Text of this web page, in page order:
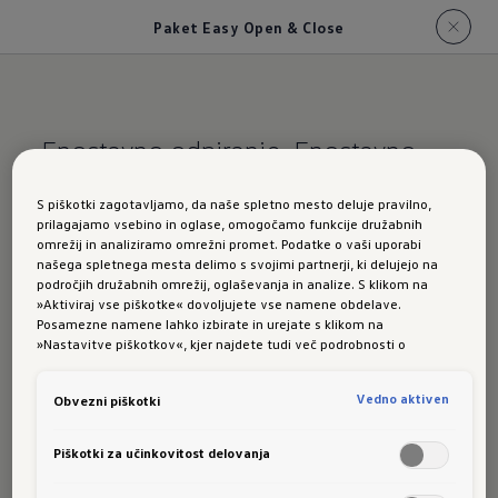
Paket Easy Open & Close
Enostavno odpiranje. Enostavno
Paket Easy Open &
Close
torbami stojite pred prtljažnikom avtomobila in
S piškotki zagotavljamo, da naše spletno mesto deluje pravilno,
prilagajamo vsebino in oglase, omogočamo funkcije družabnih
omrežij in analiziramo omrežni promet. Podatke o vaši uporabi
našega spletnega mesta delimo s svojimi partnerji, ki delujejo na
področjih družabnih omrežij, oglaševanja in analize. S klikom na
»Aktiviraj vse piškotke« dovoljujete vse namene obdelave.
Posamezne namene lahko izbirate in urejate s klikom na
»Nastavitve piškotkov«, kjer najdete tudi več podrobnosti o
Obvezni piškotki
Vedno aktiven
Piškotki za učinkovitost delovanja